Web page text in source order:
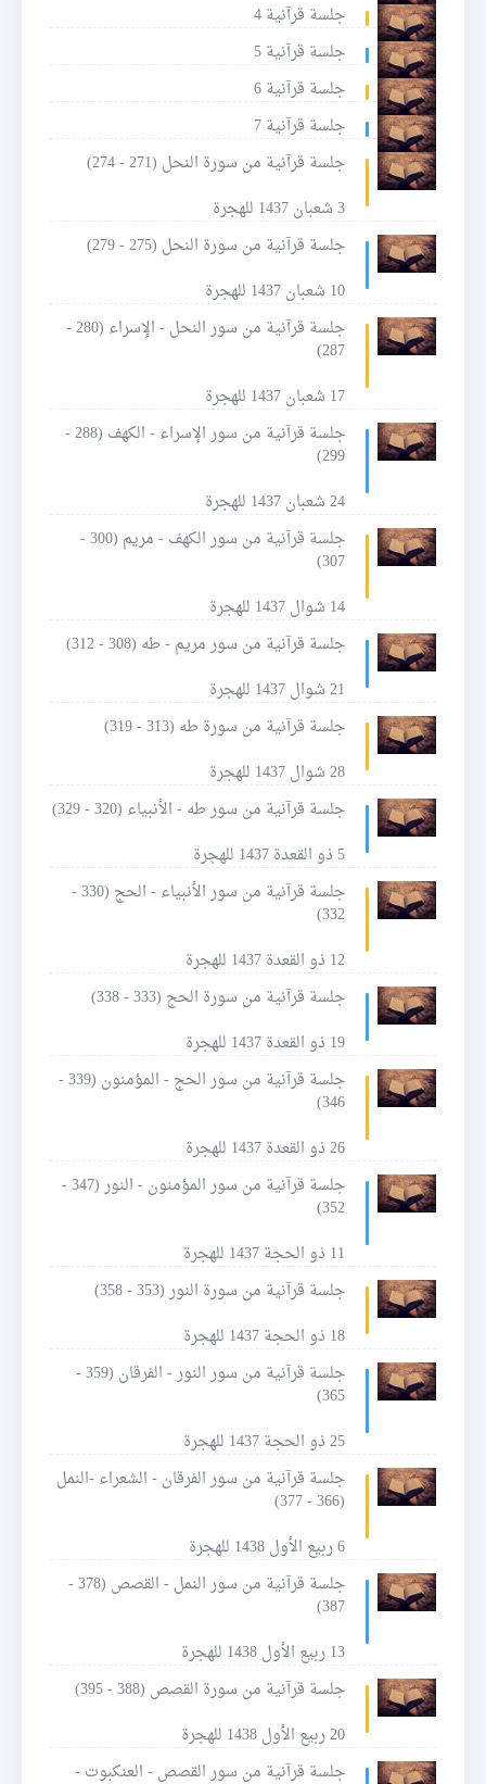
جلسة قرآنية 4
جلسة قرآنية 5
جلسة قرآنية 6
جلسة قرآنية 7
جلسة قرآنية من سورة النحل (271 - 274)
3 شعبان 1437 للهجرة
جلسة قرآنية من سورة النحل (275 - 279)
10 شعبان 1437 للهجرة
جلسة قرآنية من سور النحل - الإسراء (280 -
287)
17 شعبان 1437 للهجرة
جلسة قرآنية من سور الإسراء - الكهف (288 -
299)
24 شعبان 1437 للهجرة
جلسة قرآنية من سور الكهف - مريم (300 -
307)
14 شوال 1437 للهجرة
جلسة قرآنية من سور مريم - طه (308 - 312)
21 شوال 1437 للهجرة
جلسة قرآنية من سورة طه (313 - 319)
28 شوال 1437 للهجرة
جلسة قرآنية من سور طه - الأنبياء (320 - 329)
5 ذو القعدة 1437 للهجرة
جلسة قرآنية من سور الأنبياء - الحج (330 -
332)
12 ذو القعدة 1437 للهجرة
جلسة قرآنية من سورة الحج (333 - 338)
19 ذو القعدة 1437 للهجرة
جلسة قرآنية من سور الحج - المؤمنون (339 -
346)
26 ذو القعدة 1437 للهجرة
جلسة قرآنية من سور المؤمنون - النور (347 -
352)
11 ذو الحجة 1437 للهجرة
جلسة قرآنية من سورة النور (353 - 358)
18 ذو الحجة 1437 للهجرة
جلسة قرآنية من سور النور - الفرقان (359 -
365)
25 ذو الحجة 1437 للهجرة
جلسة قرآنية من سور الفرقان - الشعراء -النمل
(366 - 377)
6 ربيع الأول 1438 للهجرة
جلسة قرآنية من سور النمل - القصص (378 -
387)
13 ربيع الأول 1438 للهجرة
جلسة قرآنية من سورة القصص (388 - 395)
20 ربيع الأول 1438 للهجرة
جلسة قرآنية من سور القصص - العنكبوت -